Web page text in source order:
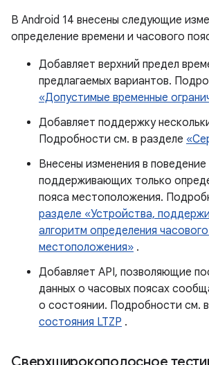
В Android 14 внесены следующие
определение времени и часового
Добавляет верхний предел
предлагаемых вариантов.
«Допустимые временные
Добавляет поддержку
Подробности см. в разделе
Внесены изменения в
поддерживающих только
пояса местоположения.
разделе «Устройства,
алгоритм определения
местоположения» .
Добавляет API, позволяющие
данных о часовых поясах
о состоянии. Подробности см.
состояния LTZP .